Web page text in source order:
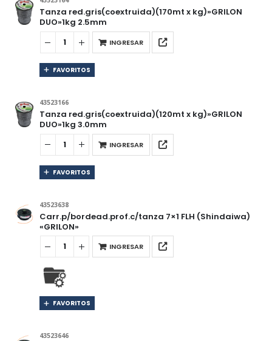
Tanza red.gris(coextruida)(170mt x kg)»GRILON
DUO»1kg 2.5mm
INGRESAR
FAVORITOS
43523166
Tanza red.gris(coextruida)(120mt x kg)»GRILON
DUO»1kg 3.0mm
INGRESAR
FAVORITOS
43523638
Carr.p/bordead.prof.c/tanza 7×1 FLH (Shindaiwa)
«GRILON»
INGRESAR
FAVORITOS
43523646